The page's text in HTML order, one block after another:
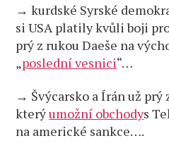
→ kurdské Syrské
si USA platily kvůli boji
prý z rukou Daeše na
„poslední vesnici“…
→ Švýcarsko a Írán už
kterýumožní obchodys
na americké sankce….